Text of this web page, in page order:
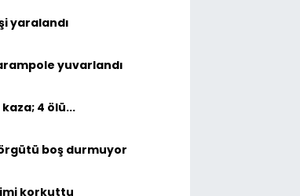
yaralandı
yuvarlandı
4 ölü...
boş durmuyor
korkuttu